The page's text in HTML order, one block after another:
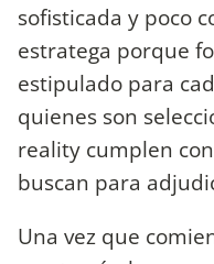
sofisticada y poco
estratega porque
estipulado para
quienes son
reality cumplen
buscan para
Una vez que